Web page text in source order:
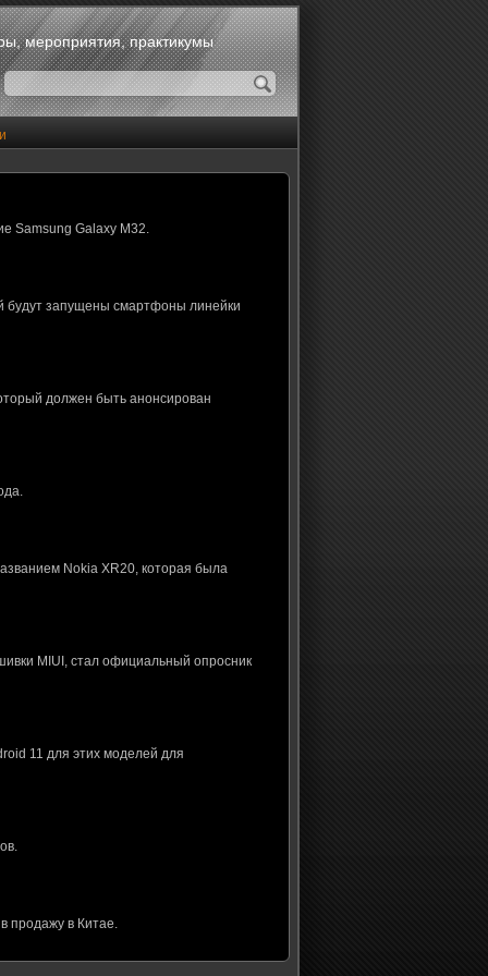
мероприятия, практикумы
Samsung Galaxy M32.
будут запущены смартфоны линейки
должен быть анонсирован
Nokia XR20, которая была
MIUI, стал официальный опросник
11 для этих моделей для
продажу в Китае.